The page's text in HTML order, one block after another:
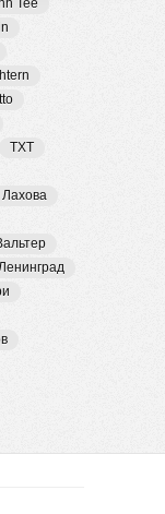
Tee
TXT